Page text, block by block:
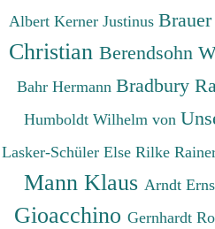
Albert Kerner Justinus
Christian Berendsohn
Bahr Hermann Bradbury
Humboldt Wilhelm von
Lasker-Schüler Else Rilke
Mann Klaus Arndt
Gioacchino Gernhardt